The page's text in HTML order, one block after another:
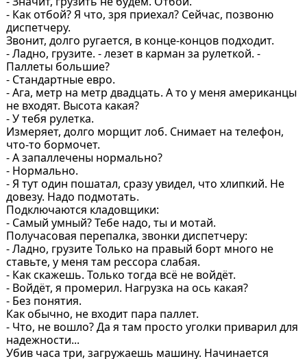
- Как отбой? Я что, зря приехал? Сейчас, позвоню
диспетчеру.
Звонит, долго ругается, в конце-концов подходит.
- Ладно, грузите. - лезет в карман за рулеткой. -
Паллеты большие?
- Стандартные евро.
- Ага, метр на метр двадцать. А то у меня американцы
не входят. Высота какая?
- У тебя рулетка.
Измеряет, долго морщит лоб. Снимает на телефон,
что-то бормочет.
- А запаллечены нормально?
- Нормально.
- Я тут один пошатал, сразу увидел, что хлипкий. Не
довезу. Надо подмотать.
Подключаются кладовщики:
- Самый умный? Тебе надо, ты и мотай.
Получасовая перепалка, звонки диспетчеру:
- Ладно, грузите Только на правый борт много не
ставьте, у меня там рессора слабая.
- Как скажешь. Только тогда всё не войдёт.
- Войдёт, я промерил. Нагрузка на ось какая?
- Без понятия.
Как обычно, не входит пара паллет.
- Что, не вошло? Да я там просто уголки приварил для
надежности...
Убив часа три, загружаешь машину. Начинается